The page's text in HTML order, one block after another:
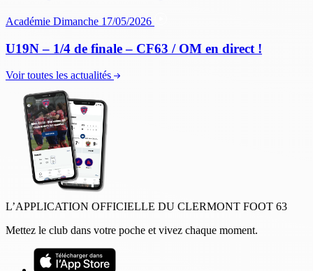
Académie Dimanche 17/05/2026
U19N – 1/4 de finale – CF63 / OM en direct !
Voir toutes les actualités
L’APPLICATION OFFICIELLE DU CLERMONT FOOT 63
Mettez le club dans votre poche et vivez chaque moment.